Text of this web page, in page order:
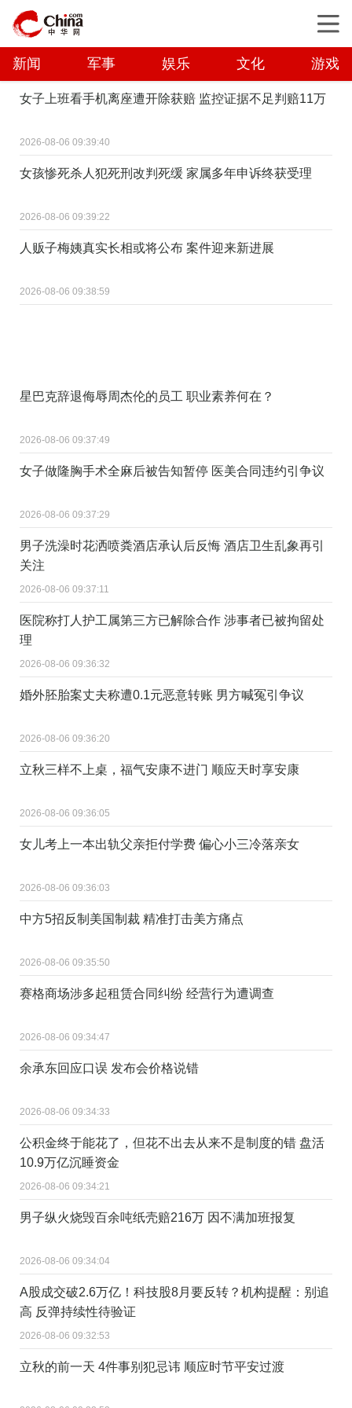
新闻 军事 娱乐 文化 游戏
女子上班看手机离座遭开除获赔 监控证据不足判赔11万
2026-08-06 09:39:40
女孩惨死杀人犯死刑改判死缓 家属多年申诉终获受理
2026-08-06 09:39:22
人贩子梅姨真实长相或将公布 案件迎来新进展
2026-08-06 09:38:59
星巴克辞退侮辱周杰伦的员工 职业素养何在？
2026-08-06 09:37:49
女子做隆胸手术全麻后被告知暂停 医美合同违约引争议
2026-08-06 09:37:29
男子洗澡时花洒喷粪酒店承认后反悔 酒店卫生乱象再引
关注
2026-08-06 09:37:11
医院称打人护工属第三方已解除合作 涉事者已被拘留处
理
2026-08-06 09:36:32
婚外胚胎案丈夫称遭0.1元恶意转账 男方喊冤引争议
2026-08-06 09:36:20
立秋三样不上桌，福气安康不进门 顺应天时享安康
2026-08-06 09:36:05
女儿考上一本出轨父亲拒付学费 偏心小三冷落亲女
2026-08-06 09:36:03
中方5招反制美国制裁 精准打击美方痛点
2026-08-06 09:35:50
赛格商场涉多起租赁合同纠纷 经营行为遭调查
2026-08-06 09:34:47
余承东回应口误 发布会价格说错
2026-08-06 09:34:33
公积金终于能花了，但花不出去从来不是制度的错 盘活
10.9万亿沉睡资金
2026-08-06 09:34:21
男子纵火烧毁百余吨纸壳赔216万 因不满加班报复
2026-08-06 09:34:04
A股成交破2.6万亿！科技股8月要反转？机构提醒：别追
高 反弹持续性待验证
2026-08-06 09:32:53
立秋的前一天 4件事别犯忌讳 顺应时节平安过渡